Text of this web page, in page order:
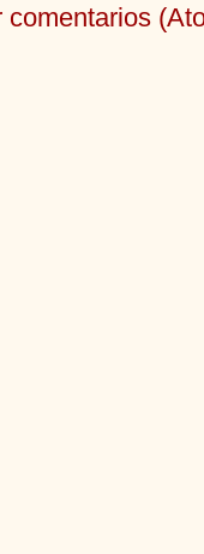
comentarios